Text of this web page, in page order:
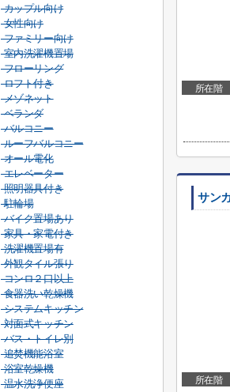
所在階
サン
所在階
カップル向け
女性向け
ファミリー向け
室内洗濯機置場
フローリング
ロフト付き
メゾネット
ベランダ
バルコニー
ルーフバルコニー
オール電化
エレベーター
照明器具付き
駐輪場
バイク置場あり
家具・家電付き
洗濯機置場有
外観タイル張り
コンロ２口以上
食器洗い乾燥機
システムキッチン
対面式キッチン
バス・トイレ別
追焚機能浴室
浴室乾燥機
温水洗浄便座